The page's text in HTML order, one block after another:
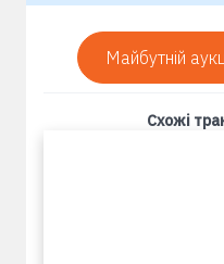
Майбутній
Схожі